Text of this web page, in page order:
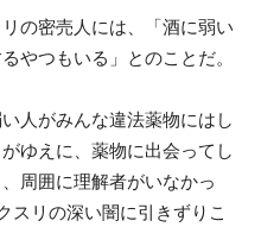
の密売人には、「酒に弱い
やつもいる」とのことだ。
人がみんな違法薬物にはし
ゆえに、薬物に出会ってし
周囲に理解者がいなかっ
スリの深い闇に引きずりこ